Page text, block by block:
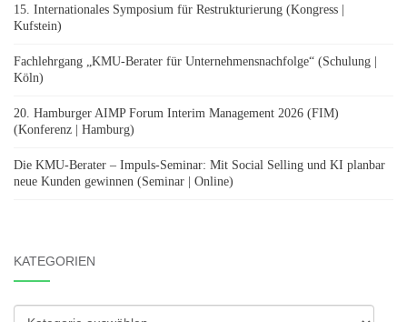
15. Internationales Symposium für Restrukturierung (Kongress |
Kufstein)
Fachlehrgang „KMU-Berater für Unternehmensnachfolge“ (Schulung |
Köln)
20. Hamburger AIMP Forum Interim Management 2026 (FIM)
(Konferenz | Hamburg)
Die KMU-Berater – Impuls-Seminar: Mit Social Selling und KI planbar
neue Kunden gewinnen (Seminar | Online)
KATEGORIEN
Kategorien